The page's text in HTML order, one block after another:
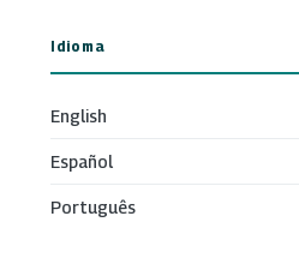
Idioma
English
Español
Português